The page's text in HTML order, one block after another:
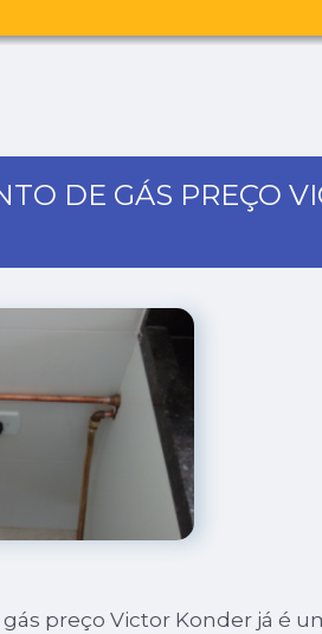
DE GÁS PREÇO
preço Victor Konder já é